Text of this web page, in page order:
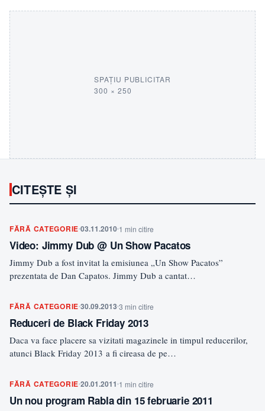
SPAȚIU PUBLICITAR
300 × 250
CITEȘTE ȘI
FĂRĂ CATEGORIE03.11.2010 1 min citire
Video: Jimmy Dub @ Un Show Pacatos
Jimmy Dub a fost invitat la emisiunea „Un Show Pacatos”
prezentata de Dan Capatos. Jimmy Dub a cantat…
FĂRĂ CATEGORIE30.09.20133 min citire
Reduceri de Black Friday 2013
Daca va face placere sa vizitati magazinele in timpul reducerilor,
atunci Black Friday 2013 a fi cireasa de pe…
FĂRĂ CATEGORIE20.01.2011 1 min citire
Un nou program Rabla din 15 februarie 2011